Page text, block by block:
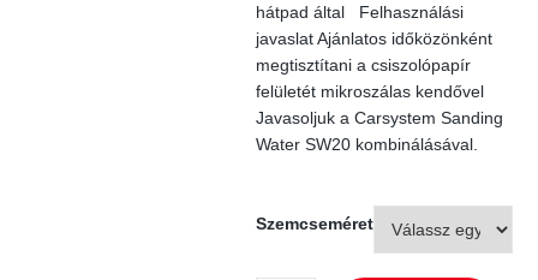
hátpad által Felhasználási
javaslat Ajánlatos időközönként
megtisztítani a csiszolópapír
felületét mikroszálas kendővel
Javasoljuk a Carsystem Sanding
Water SW20 kombinálásával.
Szemcseméret